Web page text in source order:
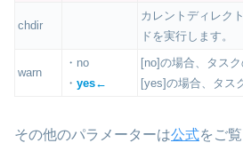
chdir
カレントディレク
ドを実行します。
warn
・no
・ yes←
[no]の場合、タスク
[yes]の場合、タス
その他のパラメーターは公式をご